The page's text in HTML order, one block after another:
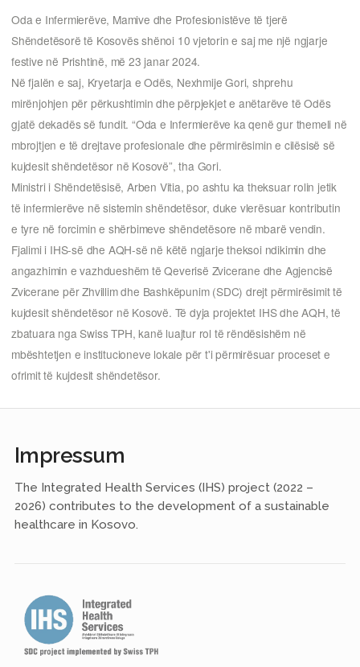
Oda e Infermierëve, Mamive dhe Profesionistëve të tjerë
Shëndetësorë të Kosovës shënoi 10 vjetorin e saj me një ngjarje
festive në Prishtinë, më 23 janar 2024.
Në fjalën e saj, Kryetarja e Odës, Nexhmije Gori, shprehu
mirënjohjen për përkushtimin dhe përpjekjet e anëtarëve të Odës
gjatë dekadës së fundit. “Oda e Infermierëve ka qenë gur themeli në
mbrojtjen e të drejtave profesionale dhe përmirësimin e cilësisë së
kujdesit shëndetësor në Kosovë”, tha Gori.
Ministri i Shëndetësisë, Arben Vitia, po ashtu ka theksuar rolin jetik
të infermierëve në sistemin shëndetësor, duke vlerësuar kontributin
e tyre në forcimin e shërbimeve shëndetësore në mbarë vendin.
Fjalimi i IHS-së dhe AQH-së në këtë ngjarje theksoi ndikimin dhe
angazhimin e vazhdueshëm të Qeverisë Zvicerane dhe Agjencisë
Zvicerane për Zhvillim dhe Bashkëpunim (SDC) drejt përmirësimit të
kujdesit shëndetësor në Kosovë. Të dyja projektet IHS dhe AQH, të
zbatuara nga Swiss TPH, kanë luajtur rol të rëndësishëm në
mbështetjen e institucioneve lokale për t'i përmirësuar proceset e
ofrimit të kujdesit shëndetësor.
Impressum
The Integrated Health Services (IHS) project (2022 –
2026) contributes to the development of a sustainable
healthcare in Kosovo.